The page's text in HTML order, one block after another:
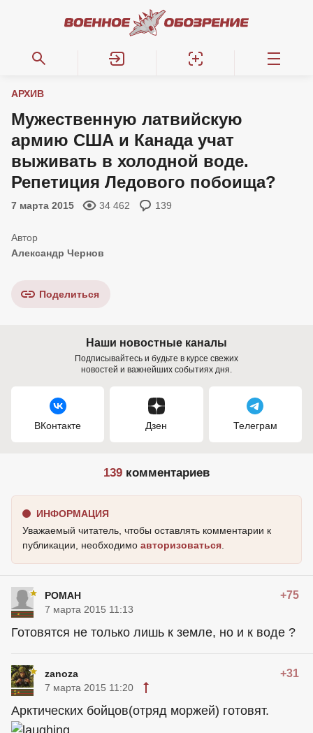
АРХИВ
Мужественную латвийскую
армию США и Канада учат
выживать в холодной воде.
Репетиция Ледового побоища?
7 марта 2015 34 462 139
Александр Чернов
Поделиться
Наши новостные каналы
Подписывайтесь и будьте в курсе свежих
новостей и важнейших событиях дня.
ВКонтакте Дзен Телеграм
139 комментариев
ИНФОРМАЦИЯ
Уважаемый читатель, чтобы оставлять комментарии к
публикации, необходимо авторизоваться
POMAH +75
7 марта 2015 11:13
Готовятся не только лишь к земле, но и к воде ?
zanoza +31
7 марта 2015 11:20
Арктических бойцов(отряд моржей) готовят.